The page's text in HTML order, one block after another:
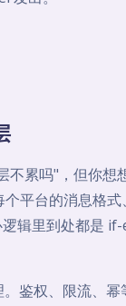
不累吗"，但你想
平台的消息格
辑里到处都是
鉴权、限流、